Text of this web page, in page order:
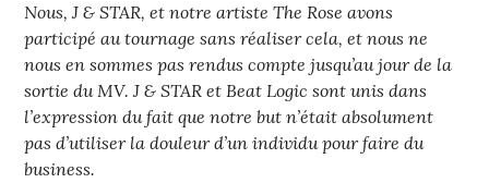
Nous, J & STAR, et notre artiste The Rose avons
participé au tournage sans réaliser cela, et nous ne
nous en sommes pas rendus compte jusqu’au jour de la
sortie du MV. J & STAR et Beat Logic sont unis dans
l’expression du fait que notre but n’était absolument
pas d’utiliser la douleur d’un individu pour faire du
business.